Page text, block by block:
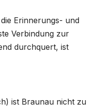
Erinnerungs- und
Verbindung zur
durchquert, ist
ist Braunau nicht zu